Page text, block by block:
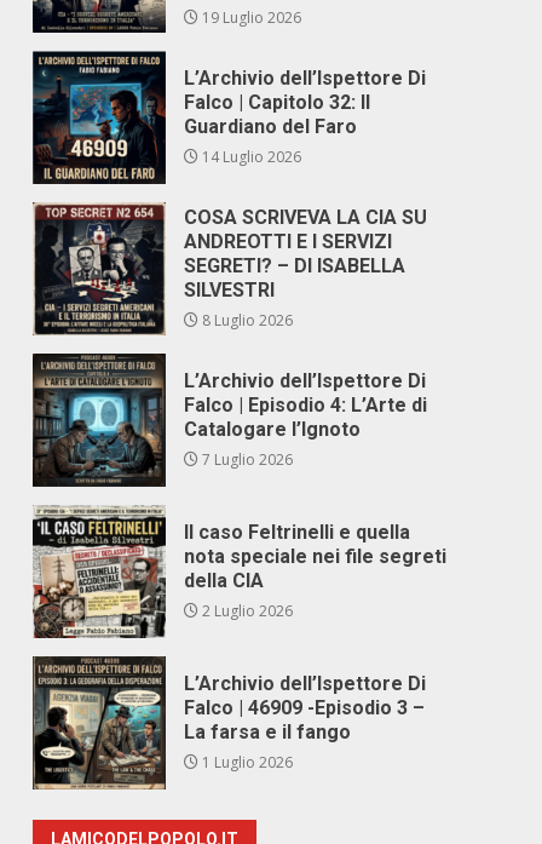
19 Luglio 2026
L’Archivio dell’Ispettore Di
Falco | Capitolo 32: Il
Guardiano del Faro
14 Luglio 2026
COSA SCRIVEVA LA CIA SU
ANDREOTTI E I SERVIZI
SEGRETI? – DI ISABELLA
SILVESTRI
8 Luglio 2026
L’Archivio dell’Ispettore Di
Falco | Episodio 4: L’Arte di
Catalogare l’Ignoto
7 Luglio 2026
Il caso Feltrinelli e quella
nota speciale nei file segreti
della CIA
2 Luglio 2026
L’Archivio dell’Ispettore Di
Falco | 46909 -Episodio 3 –
La farsa e il fango
1 Luglio 2026
LAMICODELPOPOLO.IT